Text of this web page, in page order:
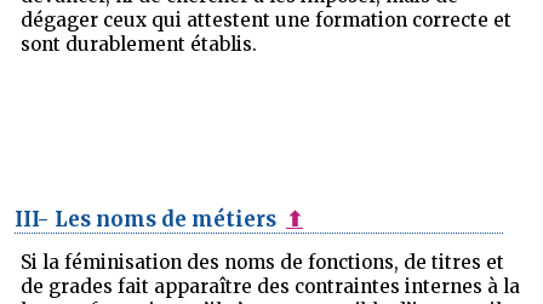
dégager ceux qui attestent une formation correcte et
sont durablement établis.
III- Les noms de métiers ⬆
Si la féminisation des noms de fonctions, de titres et
de grades fait apparaître des contraintes internes à la